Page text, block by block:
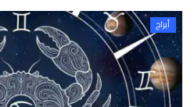
أبراج